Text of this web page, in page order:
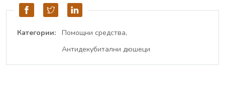
Категории:
Помощни средства
Антидекубитални дюшеци